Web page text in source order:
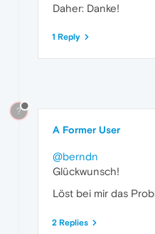
Daher: Danke!
1 Reply
?
A Former User
@berndn
Glückwunsch!
Löst bei mir das
2 Replies